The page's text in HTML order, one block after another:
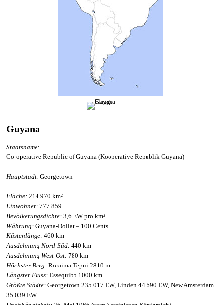
Guyana
Staatsname:
Co-operative Republic of Guyana (Kooperative Republik Guyana)
Hauptstadt: Georgetown
Fläche: 214.970 km²
Einwohner: 777.859
Bevölkerungsdichte: 3,6 EW pro km²
Währung: Guyana-Dollar = 100 Cents
Küstenlänge: 460 km
Ausdehnung Nord-Süd: 440 km
Ausdehnung West-Ost: 780 km
Höchster Berg: Roraima-Tepui 2810 m
Längster Fluss: Essequibo 1000 km
Größte Städte: Georgetown 235.017 EW, Linden 44.690 EW, New Amsterdam
35.039 EW